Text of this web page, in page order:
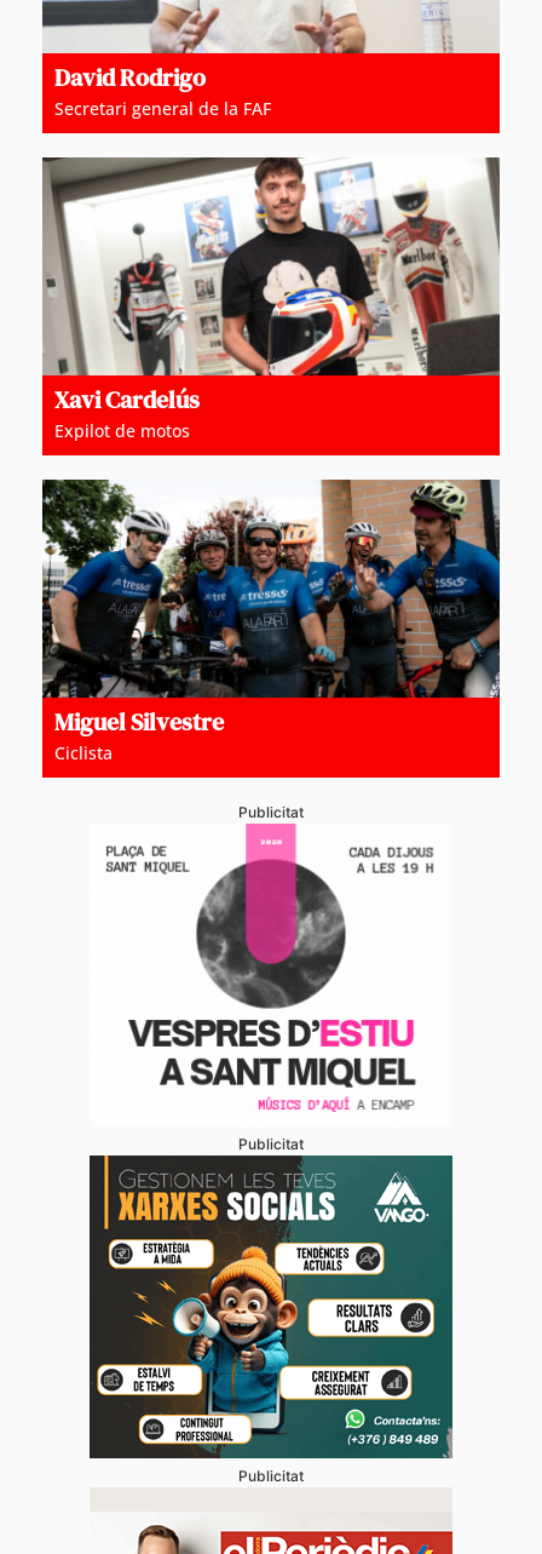
David Rodrigo
Secretari general de la FAF
Xavi Cardelús
Expilot de motos
Miguel Silvestre
Ciclista
Publicitat
Publicitat
Publicitat